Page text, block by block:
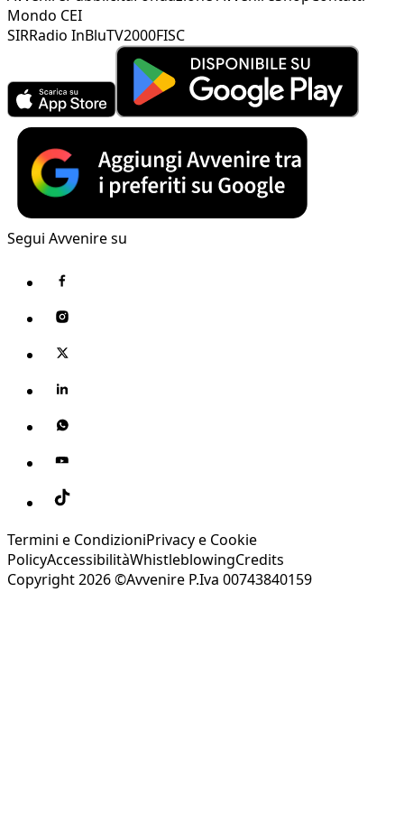
Mondo CEI
SIRRadio InBluTV2000FISC
Segui Avvenire su
Termini e CondizioniPrivacy e Cookie
PolicyAccessibilitàWhistleblowingCredits
Copyright 2026 ©Avvenire P.Iva 00743840159